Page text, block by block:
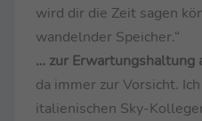
wird dir die Zeit sagen
wandelnder Speicher.“
… zur Erwartungshaltung
da immer zur Vorsicht.
italienischen Sky-